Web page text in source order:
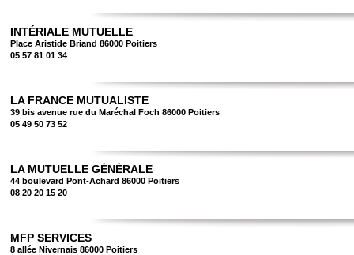
INTÉRIALE MUTUELLE
Place Aristide Briand 86000 Poitiers
05 57 81 01 34
LA FRANCE MUTUALISTE
39 bis avenue rue du Maréchal Foch 86000 Poitiers
05 49 50 73 52
LA MUTUELLE GÉNÉRALE
44 boulevard Pont-Achard 86000 Poitiers
08 20 20 15 20
MFP SERVICES
8 allée Nivernais 86000 Poitiers